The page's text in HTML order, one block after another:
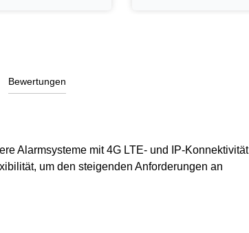
Bewertungen
Alarmsysteme mit 4G LTE- und IP-Konnektivität
um den steigenden Anforderungen an